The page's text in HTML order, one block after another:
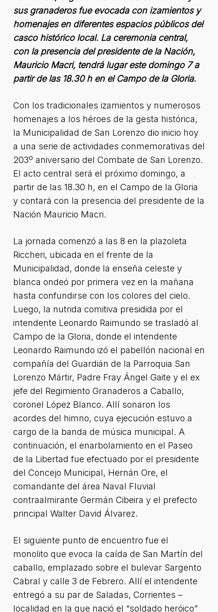
sus granaderos fue evocada con izamientos y
homenajes en diferentes espacios públicos del
casco histórico local. La ceremonia central,
con la presencia del presidente de la Nación,
Mauricio Macri, tendrá lugar este domingo 7 a
partir de las 18.30 h en el Campo de la Gloria.
Con los tradicionales izamientos y numerosos
homenajes a los héroes de la gesta histórica,
la Municipalidad de San Lorenzo dio inicio hoy
a una serie de actividades conmemorativas del
203º aniversario del Combate de San Lorenzo.
El acto central será el próximo domingo, a
partir de las 18.30 h, en el Campo de la Gloria
y contará con la presencia del presidente de la
Nación Mauricio Macri.
La jornada comenzó a las 8 en la plazoleta
Riccheri, ubicada en el frente de la
Municipalidad, donde la enseña celeste y
blanca ondeó por primera vez en la mañana
hasta confundirse con los colores del cielo.
Luego, la nutrida comitiva presidida por el
intendente Leonardo Raimundo se trasladó al
Campo de la Gloria, donde el intendente
Leonardo Raimundo izó el pabellón nacional en
compañía del Guardián de la Parroquia San
Lorenzo Mártir, Padre Fray Ángel Gaite y el ex
jefe del Regimiento Granaderos a Caballo,
coronel López Blanco. Allí sonaron los
acordes del himno, cuya ejecución estuvo a
cargo de la banda de música municipal. A
continuación, el enarbolamiento en el Paseo
de la Libertad fue efectuado por el presidente
del Concejo Municipal, Hernán Ore, el
comandante del área Naval Fluvial
contraalmirante Germán Cibeira y el prefecto
principal Walter David Álvarez.
El siguiente punto de encuentro fue el
monolito que evoca la caída de San Martín del
caballo, emplazado sobre el bulevar Sargento
Cabral y calle 3 de Febrero. Allí el intendente
entregó a su par de Saladas, Corrientes –
localidad en la que nació el “soldado heróico”